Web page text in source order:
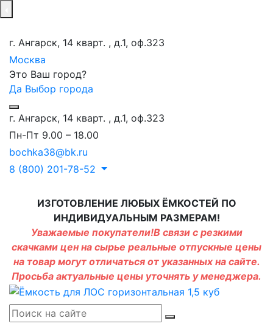
г. Ангарск, 14 кварт. , д.1, оф.323
Москва
Это Ваш город?
Да Выбор города
г. Ангарск, 14 кварт. , д.1, оф.323
Пн-Пт 9.00 – 18.00
bochka38@bk.ru
8 (800) 201-78-52
ИЗГОТОВЛЕНИЕ ЛЮБЫХ ЁМКОСТЕЙ ПО
ИНДИВИДУАЛЬНЫМ РАЗМЕРАМ!
Уважаемые покупатели!В связи с резкими
скачками цен на сырье реальные отпускные цены
на товар могут отличаться от указанных на сайте.
Просьба актуальные цены уточнять у менеджера.